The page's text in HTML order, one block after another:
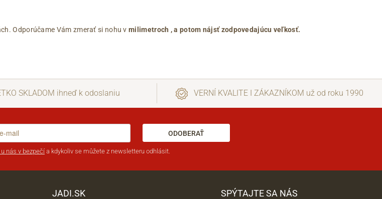
Odporúčame Vám zmerať si nohu vmilimetroch , a potom nájsť zodpovedajúcu veľkosť.
SKLADOM ihneď k odoslaniu VERNÍ KVALITE I ZÁKAZNÍKOM už od roku 1990
ODOBERAŤ
nás v bezpečía kdykoliv se můžete z newsletteru odhlásit.
JADI.SK SPÝTAJTE SA NÁS